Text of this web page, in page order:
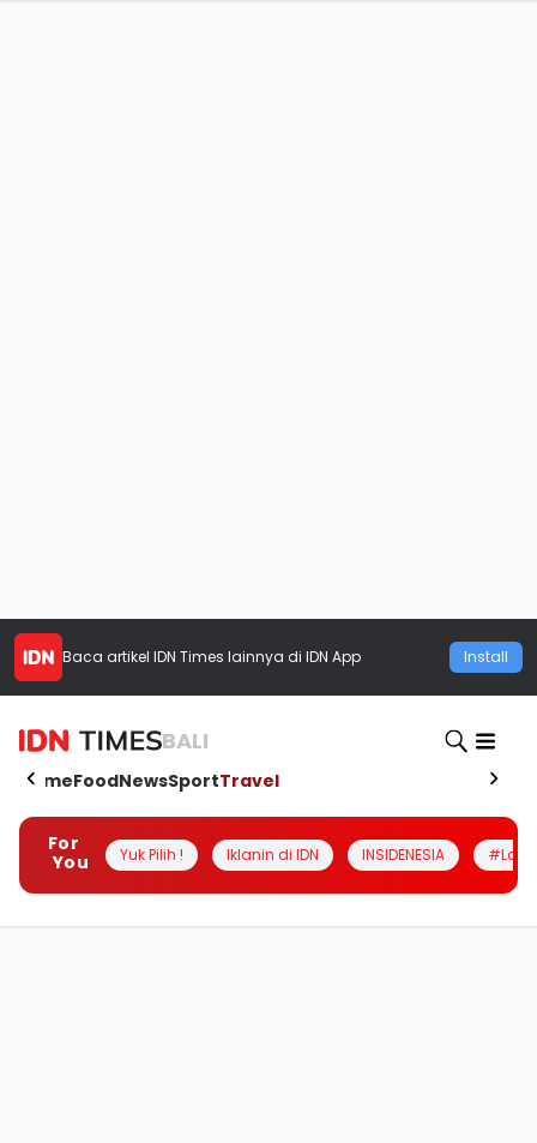
Baca artikel IDN Times lainnya di IDN App Install
BALI
HomeFoodNewsSportTravel
For
You
Yuk Pilih ! Iklanin di IDN INSIDENESIA